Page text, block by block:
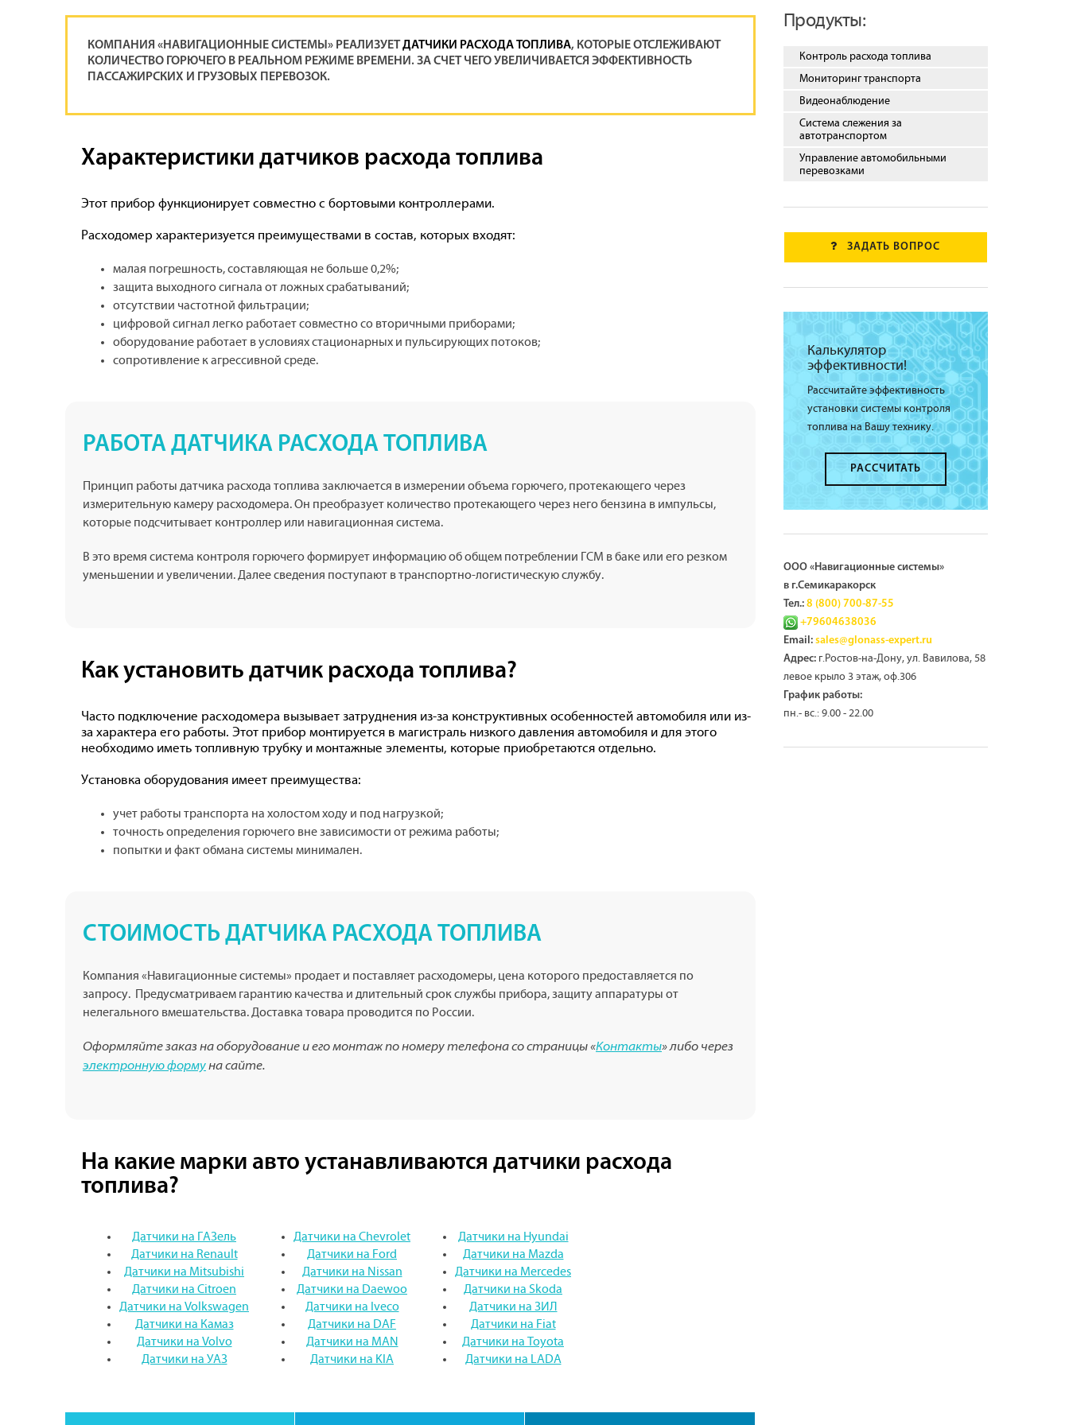
КОМПАНИЯ «НАВИГАЦИОННЫЕ СИСТЕМЫ» РЕАЛИЗУЕТДАТЧИКИ РАСХОДА ТОПЛИВА, КОТОРЫЕ ОТСЛЕЖИВАЮТ
КОЛИЧЕСТВО ГОРЮЧЕГО В РЕАЛЬНОМ РЕЖИМЕ ВРЕМЕНИ. ЗА СЧЕТ ЧЕГО УВЕЛИЧИВАЕТСЯ ЭФФЕКТИВНОСТЬ
ПАССАЖИРСКИХ И ГРУЗОВЫХ ПЕРЕВОЗОК.
Характеристики датчиков расхода топлива
Этот прибор функционирует совместно с бортовыми контроллерами.
Расходомер характеризуется преимуществами в состав, которых входят:
малая погрешность, составляющая не больше 0,2%;
защита выходного сигнала от ложных срабатываний;
отсутствии частотной фильтрации;
цифровой сигнал легко работает совместно со вторичными приборами;
оборудование работает в условиях стационарных и пульсирующих потоков;
сопротивление к агрессивной среде.
РАБОТА ДАТЧИКА РАСХОДА ТОПЛИВА
Принцип работы датчика расхода топлива заключается в измерении объема горючего, протекающего через
измерительную камеру расходомера. Он преобразует количество протекающего через него бензина в импульсы,
которые подсчитывает контроллер или навигационная система.
В это время система контроля горючего формирует информацию об общем потреблении ГСМ в баке или его резком
уменьшении и увеличении. Далее сведения поступают в транспортно-логистическую службу.
Как установить датчик расхода топлива?
Часто подключение расходомера вызывает затруднения из-за конструктивных особенностей автомобиля или из-
за характера его работы. Этот прибор монтируется в магистраль низкого давления автомобиля и для этого
необходимо иметь топливную трубку и монтажные элементы, которые приобретаются отдельно.
Установка оборудования имеет преимущества:
учет работы транспорта на холостом ходу и под нагрузкой;
точность определения горючего вне зависимости от режима работы;
попытки и факт обмана системы минимален.
СТОИМОСТЬ ДАТЧИКА РАСХОДА ТОПЛИВА
Компания «Навигационные системы» продает и поставляет расходомеры, цена которого предоставляется по
запросу. Предусматриваем гарантию качества и длительный срок службы прибора, защиту аппаратуры от
нелегального вмешательства. Доставка товара проводится по России.
Оформляйте заказ на оборудование и его монтаж по номеру телефона со страницы «Контакты» либо через
электронную формуна сайте.
На какие марки авто устанавливаются датчики расхода
топлива?
Датчики на ГАЗель
Датчики на Renault
Датчики на Mitsubishi
Датчики на Citroen
Датчики на Volkswagen
Датчики на Камаз
Датчики на Volvo
Датчики на УАЗ
Датчики на Chevrolet
Датчики на Ford
Датчики на Nissan
Датчики на Daewoo
Датчики на Iveco
Датчики на DAF
Датчики на MAN
Датчики на KIA
Датчики на Hyundai
Датчики на Mazda
Датчики на Mercedes
Датчики на Skoda
Датчики на ЗИЛ
Датчики на Fiat
Датчики на Toyota
Датчики на LADA
Продукты:
Контроль расхода топлива
Мониторинг транспорта
Видеонаблюдение
Система слежения за
автотранспортом
Управление автомобильными
перевозками
ЗАДАТЬ ВОПРОС
Калькулятор
эффективности!
Рассчитайте эффективность
установки системы контроля
топлива на Вашу технику.
РАССЧИТАТЬ
ООО «Навигационные системы»
в г.Семикаракорск
Тел.: 8 (800) 700-87-55
+79604638036
Email: sales@glonass-expert.ru
Адрес:г.Ростов-на-Дону, ул. Вавилова, 58
левое крыло 3 этаж, оф.306
График работы:
пн.- вс.: 9.00 - 22.00